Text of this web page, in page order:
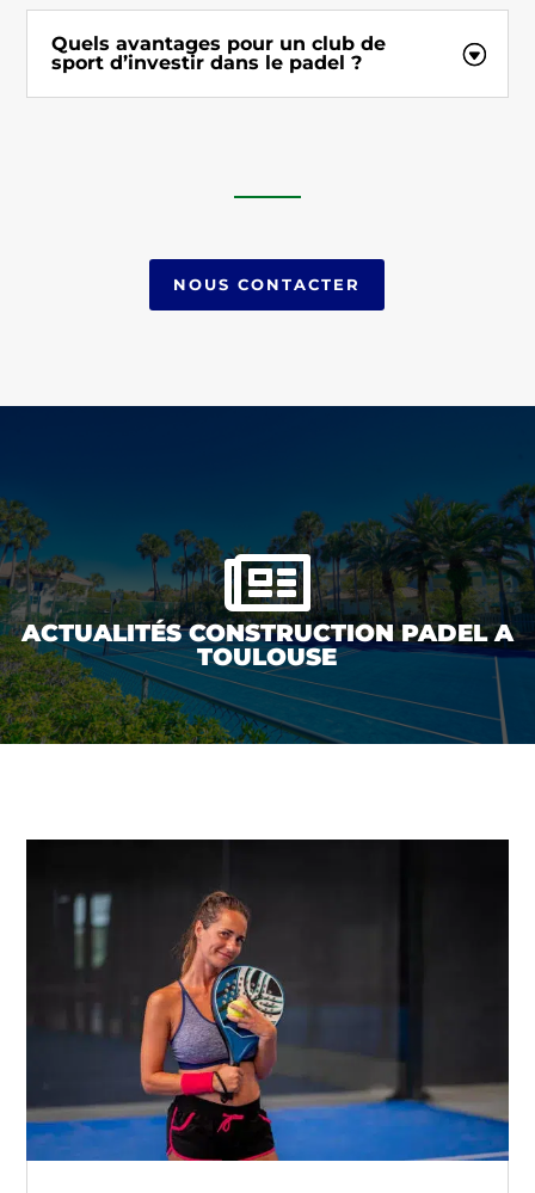
Quels avantages pour un club de
sport d’investir dans le padel ?
NOUS CONTACTER

ACTUALITÉS CONSTRUCTION PADEL A
TOULOUSE